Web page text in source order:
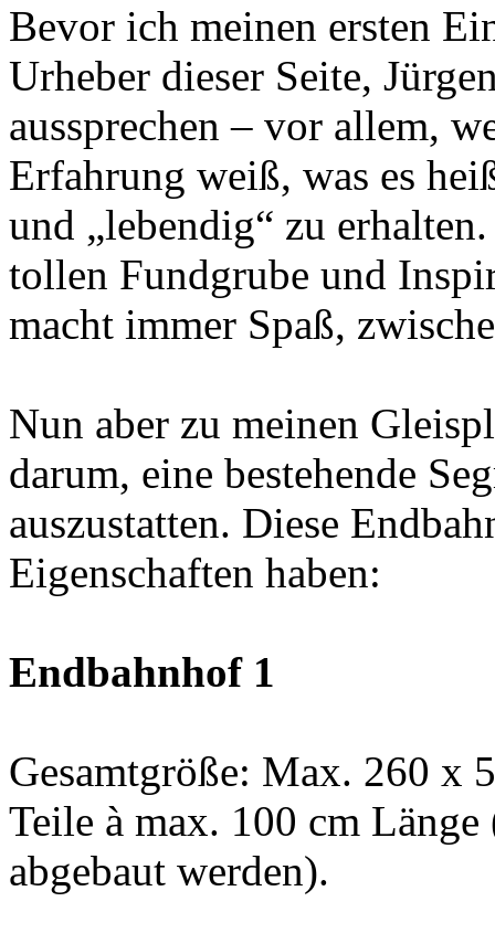
Bevor ich meinen ersten
Urheber dieser Seite,
aussprechen – vor allem,
Erfahrung weiß, was es
und „lebendig“ zu
tollen Fundgrube und
macht immer Spaß,
Nun aber zu meinen
darum, eine bestehende
auszustatten. Diese
Eigenschaften haben:
Endbahnhof 1
Gesamtgröße: Max. 260 x
Teile à max. 100 cm Länge
abgebaut werden).